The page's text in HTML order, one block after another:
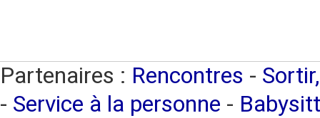
Partenaires : Rencontres -
- Service à la personne -